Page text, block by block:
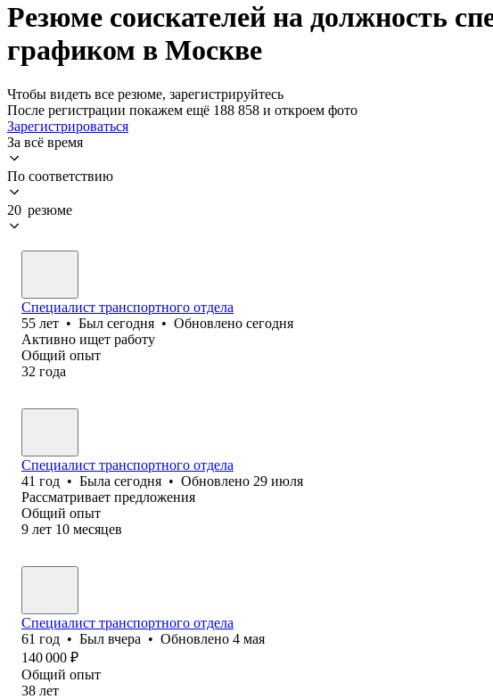
Резюме соискателей на должность
графиком в Москве
Чтобы видеть все резюме, зарегистрируйтесь
После регистрации покажем ещё 188 858 и откроем фото
Зарегистрироваться
За всё время
По соответствию
20 резюме
Специалист транспортного отдела
55 лет • Был сегодня • Обновлено сегодня
Активно ищет работу
Общий опыт
32 года
Специалист транспортного отдела
41 год • Была сегодня • Обновлено 29 июля
Рассматривает предложения
Общий опыт
9 лет 10 месяцев
Специалист транспортного отдела
61 год • Был вчера • Обновлено 4 мая
140 000 ₽
Общий опыт
38 лет